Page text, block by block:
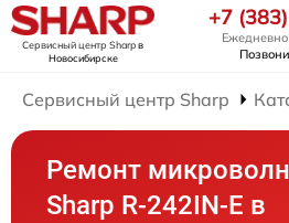
Сервисный центр Sharpв
Новосибирске
+7
Сервисный центр Sharp
Ремонт
Sharp R-242IN-E в